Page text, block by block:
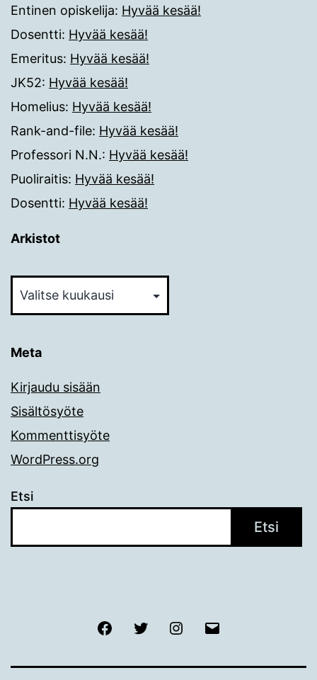
Entinen opiskelija: Hyvää kesää!
Dosentti: Hyvää kesää!
Emeritus: Hyvää kesää!
JK52: Hyvää kesää!
Homelius: Hyvää kesää!
Rank-and-file: Hyvää kesää!
Professori N.N.: Hyvää kesää!
Puoliraitis: Hyvää kesää!
Dosentti: Hyvää kesää!
Arkistot
Meta
Kirjaudu sisään
Sisältösyöte
Kommenttisyöte
WordPress.org
Etsi
Etsi
FacebookTwitter Instagram